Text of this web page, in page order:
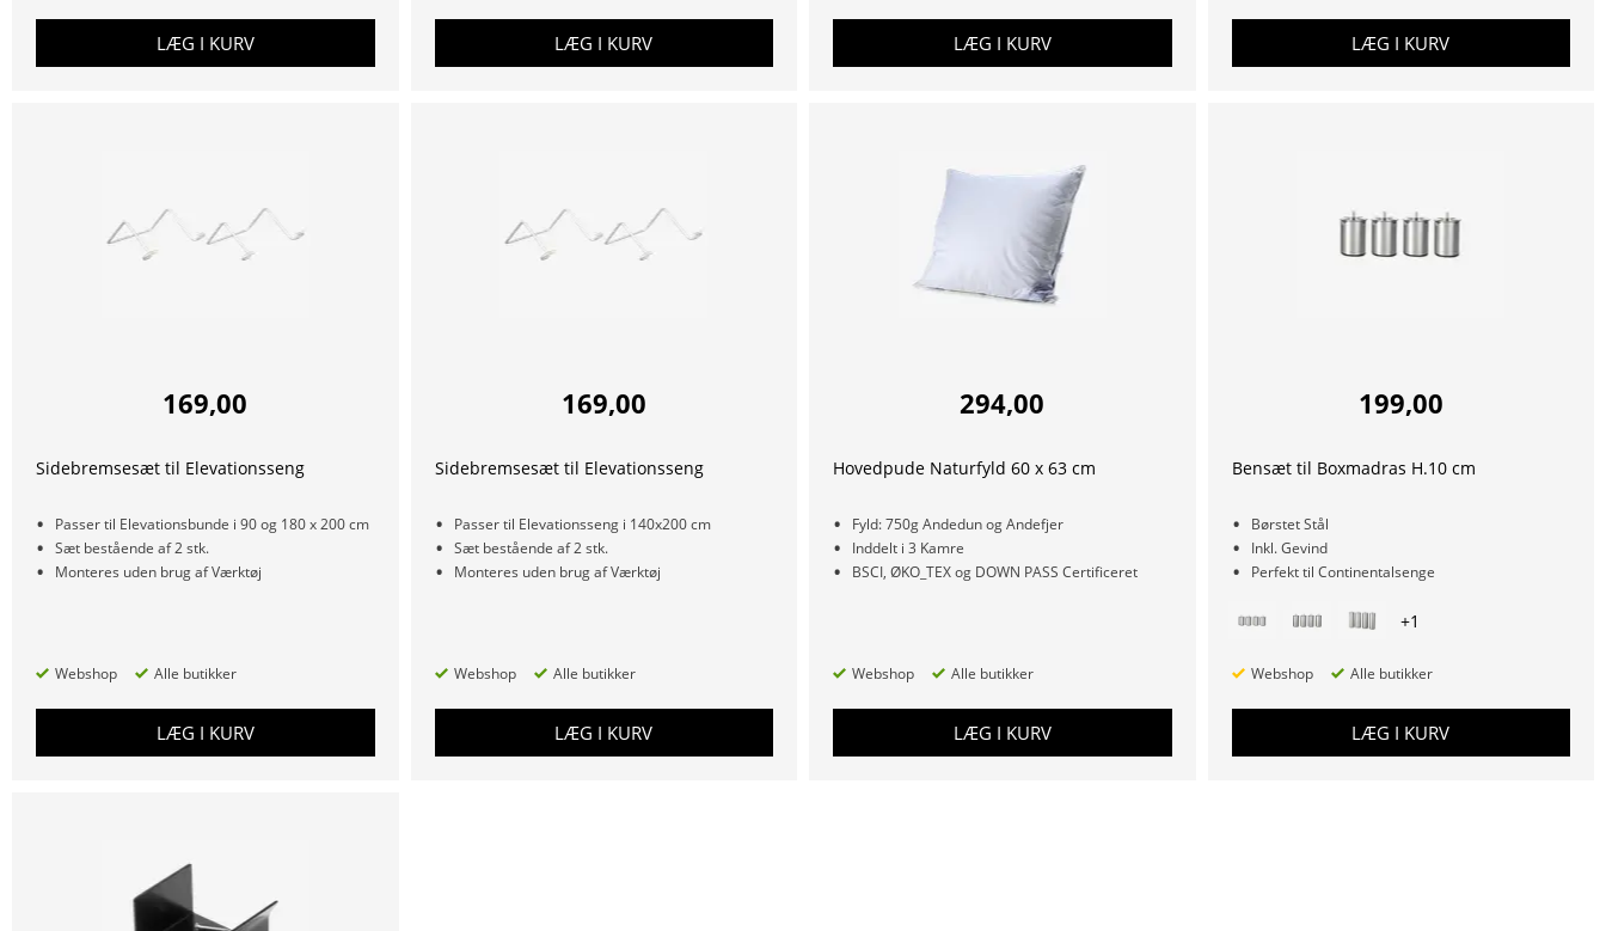
LÆG I KURV LÆG I KURV LÆG I KURV LÆG I KURV
169,00
Sidebremsesæt til Elevationsseng
Passer til Elevationsbunde i 90 og 180 x 200 cm
Sæt bestående af 2 stk.
Monteres uden brug af Værktøj
Webshop Alle butikker
LÆG I KURV
169,00
Sidebremsesæt til Elevationsseng
Passer til Elevationsseng i 140x200 cm
Sæt bestående af 2 stk.
Monteres uden brug af Værktøj
Webshop Alle butikker
LÆG I KURV
294,00
Hovedpude Naturfyld 60 x 63 cm
Fyld: 750g Andedun og Andefjer
Inddelt i 3 Kamre
BSCI, ØKO_TEX og DOWN PASS Certificeret
Webshop Alle butikker
LÆG I KURV
199,00
Bensæt til Boxmadras H.10 cm
Børstet Stål
Inkl. Gevind
Perfekt til Continentalsenge
+1
Webshop Alle butikker
LÆG I KURV